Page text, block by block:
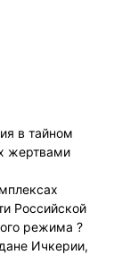
в тайном
жертвами
Российской
режима ?
Ичкерии,